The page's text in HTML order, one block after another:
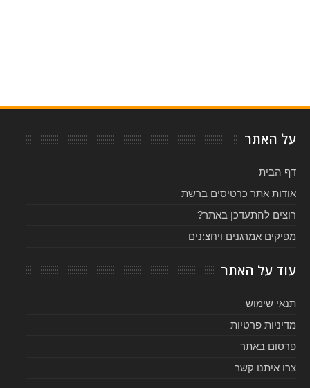
על האתר
דף הבית
אודות אתר כרטיסים ברשת
רוצים להתעדכן באתר?
מפיקים אמרגנים ויחצ:נים
עוד על האתר
תנאי שימוש
מדיניות פרטיות
פרסום באתר
צרו איתנו קשר